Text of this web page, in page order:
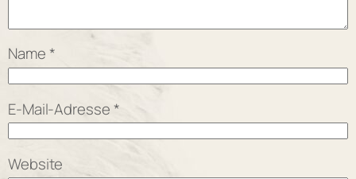
Name *
E-Mail-Adresse*
Website